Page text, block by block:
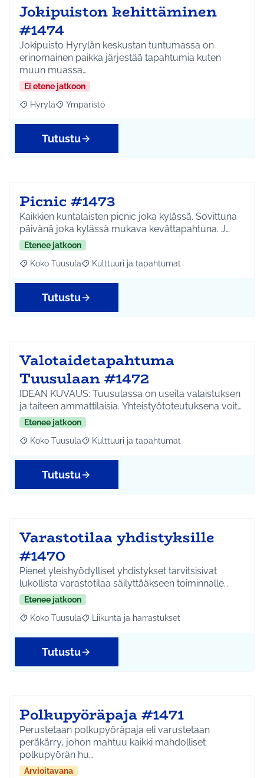
Jokipuiston kehittäminen
#1474
Jokipuisto Hyrylän keskustan tuntumassa on
erinomainen paikka järjestää tapahtumia kuten
muun muassa…
Ei etene jatkoon
Rajaa tulokset aihepiirin mukaan: Hyrylä
Hyrylä Rajaa tulokset teeman mukaan: Ympäristö
Ympäristö
Tutustu
Picnic #1473
Kaikkien kuntalaisten picnic joka kylässä. Sovittuna
päivänä joka kylässä mukava kevättapahtuna. J…
Etenee jatkoon
Rajaa tulokset aihepiirin mukaan: Koko Tuusula
Koko Tuusula Rajaa tulokset teeman mukaan: Kulttuuri ja
Kulttuuri ja tapahtumat
Tutustu
Valotaidetapahtuma
Tuusulaan #1472
IDEAN KUVAUS: Tuusulassa on useita valaistuksen
ja taiteen ammattilaisia. Yhteistyötoteutuksena voit…
Etenee jatkoon
Rajaa tulokset aihepiirin mukaan: Koko Tuusula
Koko Tuusula Rajaa tulokset teeman mukaan: Kulttuuri ja
Kulttuuri ja tapahtumat
Tutustu
Varastotilaa yhdistyksille
#1470
Pienet yleishyödylliset yhdistykset tarvitsisivat
lukollista varastotilaa säilyttääkseen toiminnalle…
Etenee jatkoon
Rajaa tulokset aihepiirin mukaan: Koko Tuusula
Koko Tuusula Rajaa tulokset teeman mukaan: Liikunta ja
Liikunta ja harrastukset
Tutustu
Polkupyöräpaja #1471
Perustetaan polkupyöräpaja eli varustetaan
peräkärry, johon mahtuu kaikki mahdolliset
polkupyörän hu…
Arvioitavana